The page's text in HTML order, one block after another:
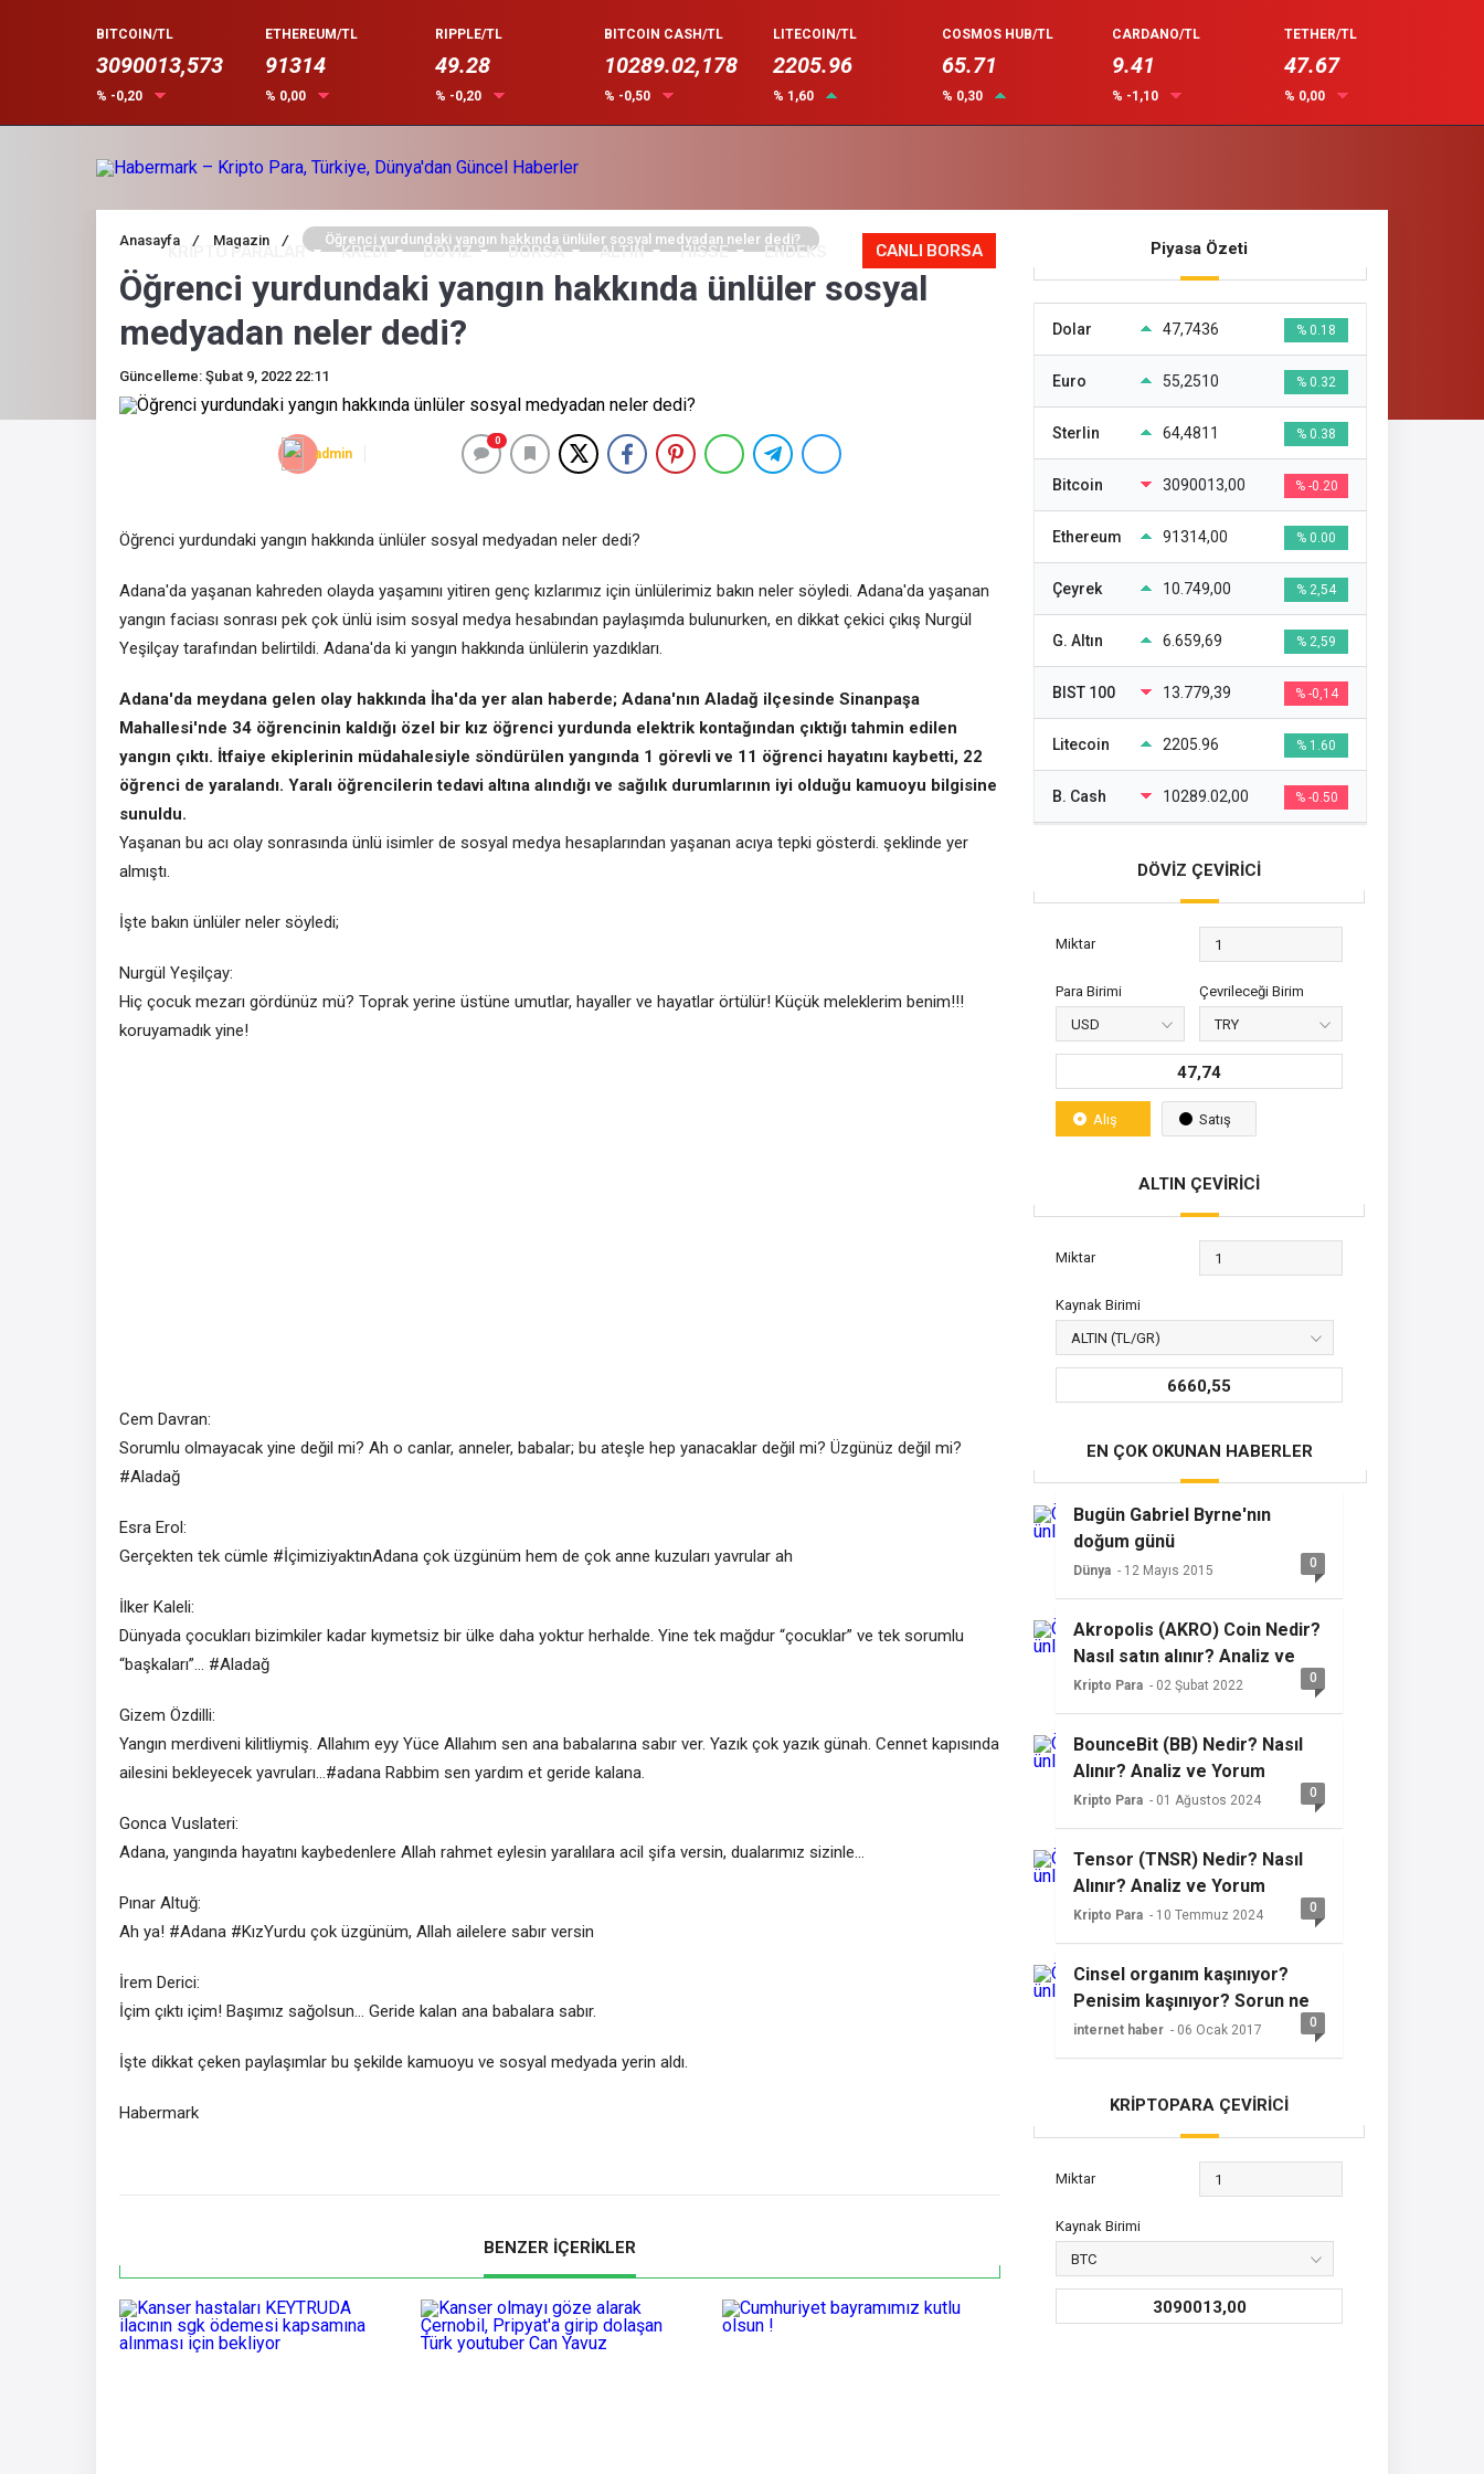
BITCOIN/TL
3090013,573
% -0,20
ETHEREUM/TL
91314
% 0,00
RIPPLE/TL
49.28
% -0,20
BITCOIN CASH/TL
10289.02,178
% -0,50
LITECOIN/TL
2205.96
% 1,60
COSMOS HUB/TL
65.71
% 0,30
CARDANO/TL
9.41
% -1,10
TETHER/TL
47.67
% 0,00
KRİPTO PARALAR KREDİ DÖVİZ BORSA ALTIN HİSSE ENDEKS CANLI BORSA
Anasayfa / Magazin / Öğrenci yurdundaki yangın hakkında ünlüler sosyal medyadan neler dedi?
Öğrenci yurdundaki yangın hakkında ünlüler sosyal
medyadan neler dedi?
Güncelleme: Şubat 9, 2022 22:11
admin
0
Öğrenci yurdundaki yangın hakkında ünlüler sosyal medyadan neler dedi?
Adana'da yaşanan kahreden olayda yaşamını yitiren genç kızlarımız için ünlülerimiz bakın neler söyledi. Adana'da yaşanan
yangın faciası sonrası pek çok ünlü isim sosyal medya hesabından paylaşımda bulunurken, en dikkat çekici çıkış Nurgül
Yeşilçay tarafından belirtildi. Adana'da ki yangın hakkında ünlülerin yazdıkları.
Adana'da meydana gelen olay hakkında İha'da yer alan haberde; Adana'nın Aladağ ilçesinde Sinanpaşa
Mahallesi'nde 34 öğrencinin kaldığı özel bir kız öğrenci yurdunda elektrik kontağından çıktığı tahmin edilen
yangın çıktı. İtfaiye ekiplerinin müdahalesiyle söndürülen yangında 1 görevli ve 11 öğrenci hayatını kaybetti, 22
öğrenci de yaralandı. Yaralı öğrencilerin tedavi altına alındığı ve sağılık durumlarının iyi olduğu kamuoyu bilgisine
sunuldu.
Yaşanan bu acı olay sonrasında ünlü isimler de sosyal medya hesaplarından yaşanan acıya tepki gösterdi. şeklinde yer
almıştı.
İşte bakın ünlüler neler söyledi;
Nurgül Yeşilçay:
Hiç çocuk mezarı gördünüz mü? Toprak yerine üstüne umutlar, hayaller ve hayatlar örtülür! Küçük meleklerim benim!!!
koruyamadık yine!
Cem Davran:
Sorumlu olmayacak yine değil mi? Ah o canlar, anneler, babalar; bu ateşle hep yanacaklar değil mi? Üzgünüz değil mi?
#Aladağ
Esra Erol:
Gerçekten tek cümle #İçimiziyaktınAdana çok üzgünüm hem de çok anne kuzuları yavrular ah
İlker Kaleli:
Dünyada çocukları bizimkiler kadar kıymetsiz bir ülke daha yoktur herhalde. Yine tek mağdur “çocuklar” ve tek sorumlu
“başkaları”… #Aladağ
Gizem Özdilli:
Yangın merdiveni kilitliymiş. Allahım eyy Yüce Allahım sen ana babalarına sabır ver. Yazık çok yazık günah. Cennet kapısında
ailesini bekleyecek yavruları…#adana Rabbim sen yardım et geride kalana.
Gonca Vuslateri:
Adana, yangında hayatını kaybedenlere Allah rahmet eylesin yaralılara acil şifa versin, dualarımız sizinle…
Pınar Altuğ:
Ah ya! #Adana #KızYurdu çok üzgünüm, Allah ailelere sabır versin
İrem Derici:
İçim çıktı içim! Başımız sağolsun… Geride kalan ana babalara sabır.
İşte dikkat çeken paylaşımlar bu şekilde kamuoyu ve sosyal medyada yerin aldı.
Habermark
BENZER İÇERİKLER
Piyasa Özeti
Dolar 47,7436 % 0.18
Euro 55,2510 % 0.32
Sterlin 64,4811 % 0.38
Bitcoin 3090013,00 % -0.20
Ethereum 91314,00 % 0.00
Çeyrek 10.749,00 % 2,54
G. Altın 6.659,69 % 2,59
BIST 100 13.779,39 % -0,14
Litecoin 2205.96 % 1.60
B. Cash 10289.02,00 % -0.50
DÖVİZ ÇEVİRİCİ
Miktar
Para Birimi Çevrileceği Birim
47,74
Alış Satış
ALTIN ÇEVİRİCİ
Miktar
Kaynak Birimi
6660,55
EN ÇOK OKUNAN HABERLER
Bugün Gabriel Byrne'nın
doğum günü
Dünya - 12 Mayıs 2015 0
Akropolis (AKRO) Coin Nedir?
Nasıl satın alınır? Analiz ve
yorum
Kripto Para - 02 Şubat 2022 0
BounceBit (BB) Nedir? Nasıl
Alınır? Analiz ve Yorum
Kripto Para - 01 Ağustos 2024 0
Tensor (TNSR) Nedir? Nasıl
Alınır? Analiz ve Yorum
Kripto Para - 10 Temmuz 2024 0
Cinsel organım kaşınıyor?
Penisim kaşınıyor? Sorun ne
olabilir?
internet haber - 06 Ocak 2017 0
KRİPTOPARA ÇEVİRİCİ
Miktar
Kaynak Birimi
3090013,00